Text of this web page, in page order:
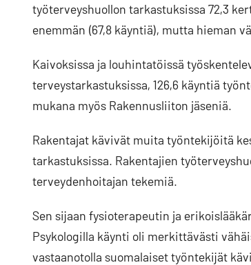
työterveyshuollon tarkastuksissa 72,3
enemmän (67,8 käyntiä), mutta hieman
Kaivoksissa ja louhintatöissä
terveystarkastuksissa, 126,6 käyntiä
mukana myös Rakennusliiton jäseniä.
Rakentajat kävivät muita työntekijöitä
tarkastuksissa. Rakentajien
terveydenhoitajan tekemiä.
Sen sijaan fysioterapeutin ja
Psykologilla käynti oli merkittävästi
vastaanotolla suomalaiset työntekijät